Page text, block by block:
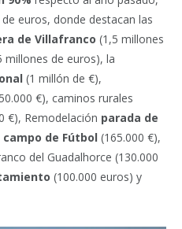
euros, donde destacan las
de Villafranco (1,5 millones
millones de euros), la
(1 millón de €),
€), caminos rurales
€), Remodelación parada de
de Fútbol (165.000 €),
del Guadalhorce (130.000
(100.000 euros) y